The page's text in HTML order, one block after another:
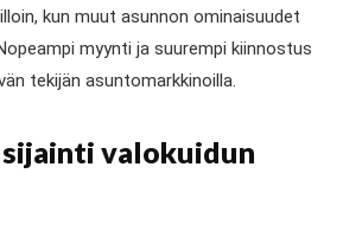
kun muut asunnon ominaisuudet
myynti ja suurempi kiinnostus
tekijän asuntomarkkinoilla.
valokuidun